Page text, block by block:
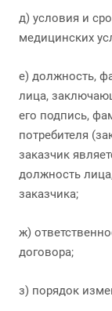
д) условия и
медицинских
е) должность,
лица,
его подпись,
потребителя
заказчик
должность
заказчика;
ж)
договора;
з) порядок